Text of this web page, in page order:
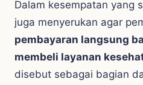
Dalam kesempatan yang
juga menyerukan agar
pembayaran langsung
membeli layanan
disebut sebagai bagian